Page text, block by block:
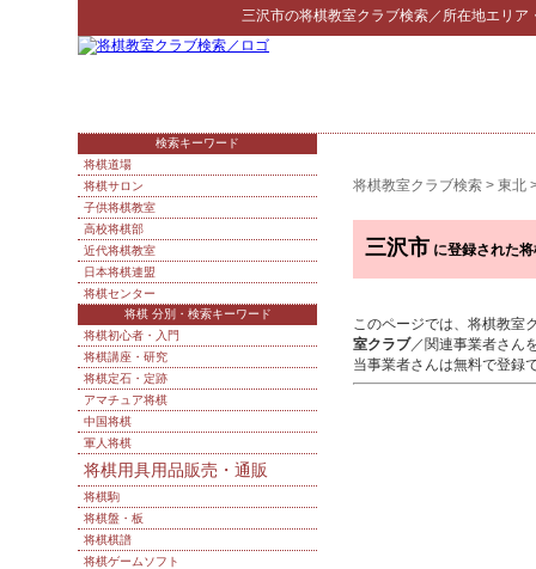
三沢市の将棋教室クラブ検索／所在地エリア
将棋教室クラブ検索 > 東北
三沢市 に登録された
このページでは、将棋教室
室クラブ／関連事業者さん
当事業者さんは無料で登録
検索キーワード
将棋道場
将棋サロン
子供将棋教室
高校将棋部
近代将棋教室
日本将棋連盟
将棋センター
将棋 分別・検索キーワード
将棋初心者・入門
将棋講座・研究
将棋定石・定跡
アマチュア将棋
中国将棋
軍人将棋
将棋用具用品販売・通販
将棋駒
将棋盤・板
将棋棋譜
将棋ゲームソフト